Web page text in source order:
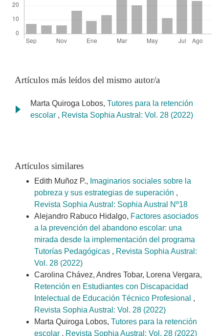
Artículos más leídos del mismo autor/a
Marta Quiroga Lobos, Tutores para la retención
escolar , Revista Sophia Austral: Vol. 28 (2022)
Artículos similares
Edith Muñoz P., Imaginarios sociales sobre la
pobreza y sus estrategias de superación ,
Revista Sophia Austral: Sophia Austral Nº18
Alejandro Rabuco Hidalgo, Factores asociados
a la prevención del abandono escolar: una
mirada desde la implementación del programa
Tutorías Pedagógicas , Revista Sophia Austral:
Vol. 28 (2022)
Carolina Chávez, Andres Tobar, Lorena Vergara,
Retención en Estudiantes con Discapacidad
Intelectual de Educación Técnico Profesional ,
Revista Sophia Austral: Vol. 28 (2022)
Marta Quiroga Lobos, Tutores para la retención
escolar , Revista Sophia Austral: Vol. 28 (2022)